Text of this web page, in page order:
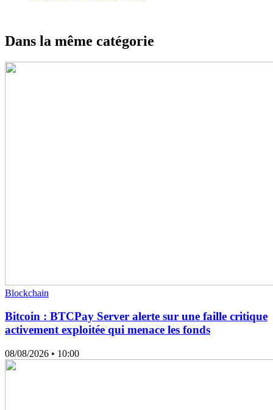
Dans la même catégorie
Blockchain
Bitcoin : BTCPay Server alerte sur une faille critique
activement exploitée qui menace les fonds
08/08/2026 • 10:00